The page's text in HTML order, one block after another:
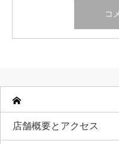
店舗概要とアクセス